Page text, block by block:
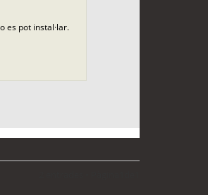
es pot instal·lar.